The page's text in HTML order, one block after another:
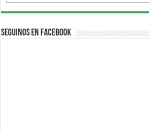
Seguinos en Facebook